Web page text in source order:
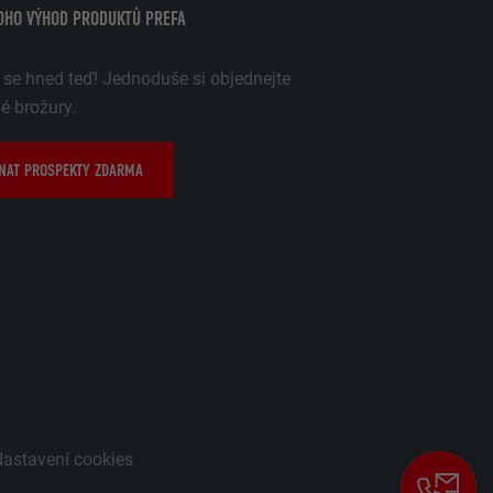
VÝHOD PRODUKTŮ PREFA
se hned teď! Jednoduše si objednejte
brožury.
PROSPEKTY ZDARMA
cookies